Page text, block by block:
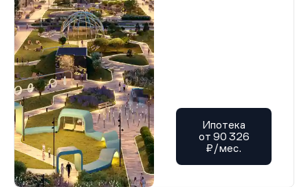
Ипотека
от 90 326
₽/мес.